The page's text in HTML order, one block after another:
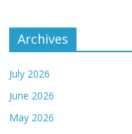
Archives
July 2026
June 2026
May 2026